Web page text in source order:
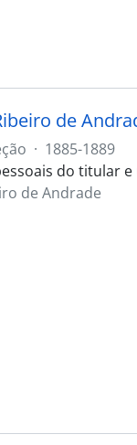
de
· 1885-1889
do titular
de Andrade